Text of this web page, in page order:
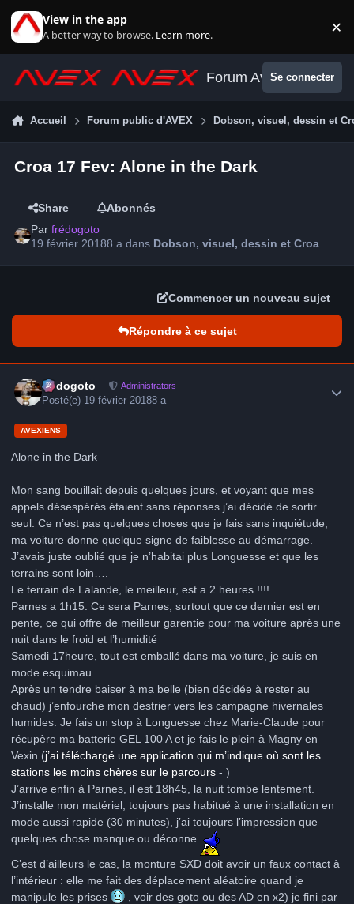
View in the app
A better way to browse. Learn more. ×
Forum AvexSe connecter
Accueil Forum public d'AVEX Dobson, visuel, dessin et
Croa 17 Fev: Alone in the Dark
Share
Abonnés
Parfrédogoto
19 février 20188 a dans Dobson, visuel, dessin et Croa
Commencer un nouveau sujet
Répondre à ce sujet
frédogoto Administrators
Posté(e) 19 février 20188 a
AVEXIENS
Alone in the Dark
Mon sang bouillait depuis quelques jours, et voyant que mes
appels désespérés étaient sans réponses j’ai décidé de sortir
seul. Ce n’est pas quelques choses que je fais sans inquiétude,
ma voiture donne quelque signe de faiblesse au démarrage.
J’avais juste oublié que je n’habitai plus Longuesse et que les
terrains sont loin….
Le terrain de Lalande, le meilleur, est a 2 heures !!!!
Parnes a 1h15. Ce sera Parnes, surtout que ce dernier est en
pente, ce qui offre de meilleur garentie pour ma voiture après une
nuit dans le froid et l’humidité
Samedi 17heure, tout est emballé dans ma voiture, je suis en
mode esquimau
Après un tendre baiser à ma belle (bien décidée à rester au
chaud) j’enfourche mon destrier vers les campagne hivernales
humides. Je fais un stop à Longuesse chez Marie-Claude pour
récupère ma batterie GEL 100 A et je fais le plein à Magny en
Vexin (j’ai téléchargé une application qui m’indique où sont les
stations les moins chères sur le parcours - )
J’arrive enfin à Parnes, il est 18h45, la nuit tombe lentement.
J’installe mon matériel, toujours pas habitué à une installation en
mode aussi rapide (30 minutes), j’ai toujours l’impression que
quelques chose manque ou déconne
C’est d’ailleurs le cas, la monture SXD doit avoir un faux contact à
l’intérieur : elle me fait des déplacement aléatoire quand je
manipule les prises
, voir des goto ou des AD en x2) je fini par